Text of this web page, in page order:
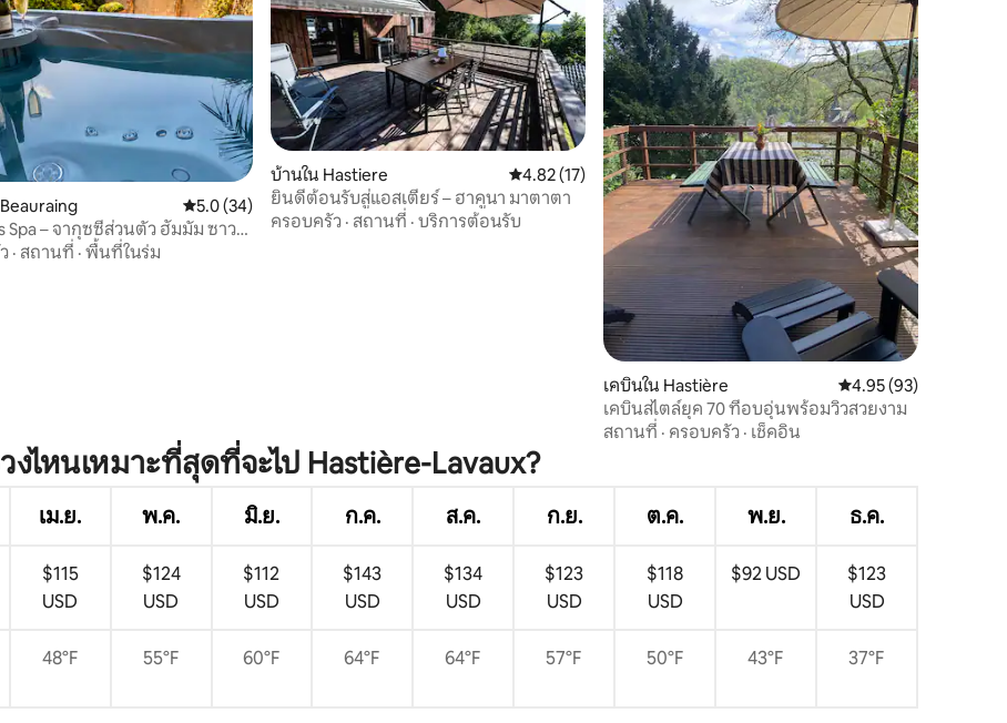
28 รีวิว
คะแนนเฉลี่ย 5.0 จาก 5, 34 รีวิว
5.0 (34)
Spa – จากุซซี่ส่วนตัว ฮัมมัม ซาว
· สถานที่ · พื้นที่ในร่ม
บ้านใน Hastiere คะแนนเฉลี่ย 4.82 จาก 5, 17 รีวิว
4.82 (17)
ยินดีต้อนรับสู่แอสเตียร์ – ฮาคูนา มาตาตา
ครอบครัว · สถานที่ · บริการต้อนรับ
เคบินใน Hastière คะแนนเฉลี่ย 4.95 จาก
4.95 (93)
เคบินสไตล์ยุค 70 ที่อบอุ่นพร้อมวิวสวยงาม
สถานที่ · ครอบครัว · เช็คอิน
งไหนเหมาะที่สุดที่จะไป Hastière-Lavaux?
เม.ย. พ.ค. มิ.ย. ก.ค. ส.ค. ก.ย. ต.ค. พ.ย. ธ.ค.
$115
USD
$124
USD
$112
USD
$143
USD
$134
USD
$123
USD
$118
USD
$92 USD
$123
USD
48°F 55°F 60°F 64°F 64°F 57°F 50°F 43°F 37°F